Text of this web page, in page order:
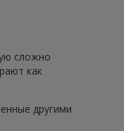
сложно
как
другими